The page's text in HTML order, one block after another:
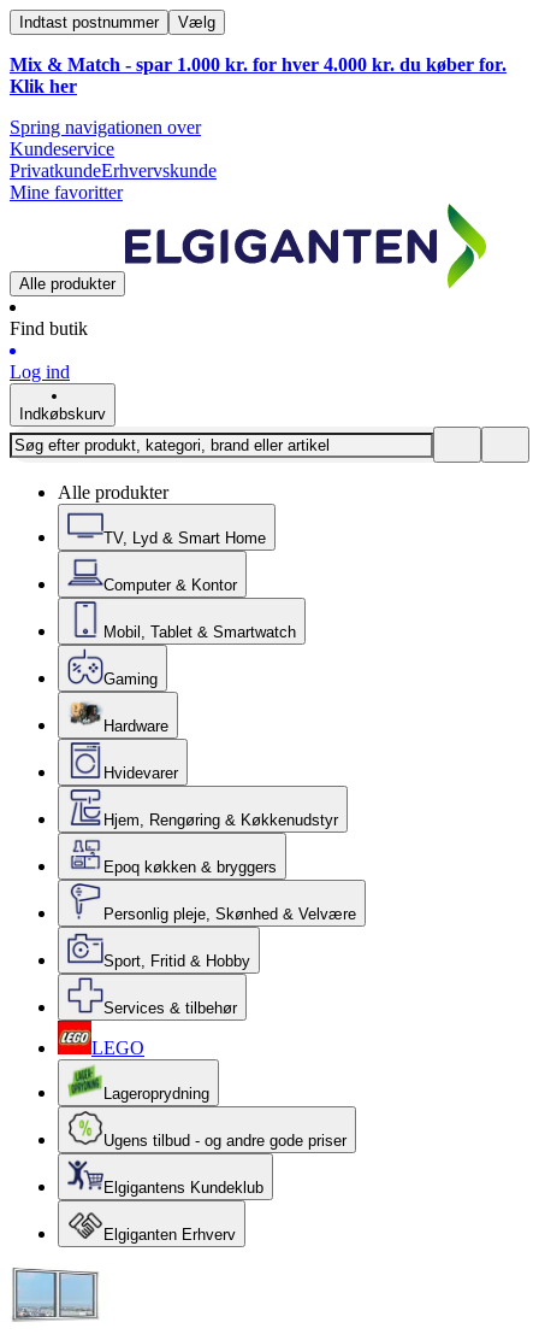
Indtast postnummer Vælg
Mix & Match - spar 1.000 kr. for hver 4.000 kr. du køber for.
Klik her
Spring navigationen over
Kundeservice
PrivatkundeErhvervskunde
Mine favoritter
Alle produkter
Find butik
Log ind
Indkøbskurv
Alle produkter
TV, Lyd & Smart Home
Computer & Kontor
Mobil, Tablet & Smartwatch
Gaming
Hardware
Hvidevarer
Hjem, Rengøring & Køkkenudstyr
Epoq køkken & bryggers
Personlig pleje, Skønhed & Velvære
Sport, Fritid & Hobby
Services & tilbehør
LEGO
Lageroprydning
Ugens tilbud - og andre gode priser
Elgigantens Kundeklub
Elgiganten Erhverv